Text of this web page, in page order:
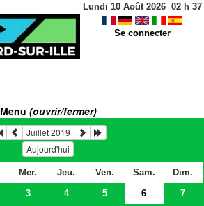
Lundi 10 Août 2026 02h 37
Se connecter
Menu (ouvrir/fermer)
Juillet 2019
Aujourd'hui
Mer. Jeu. Ven. Sam.
Dim.
3 4 5 6
7